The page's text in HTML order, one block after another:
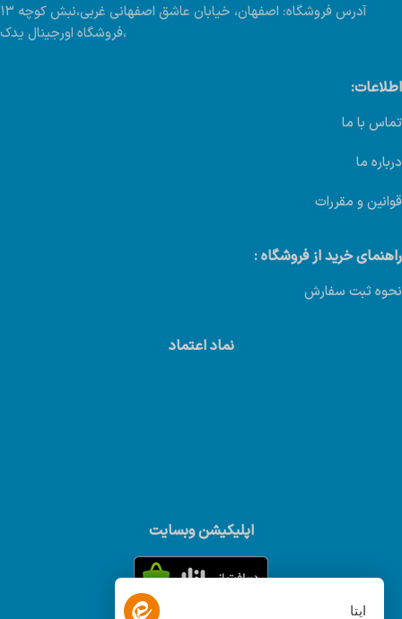
آدرس فروشگاه: اصفهان، خیابان عاشق اصفهانی غربی،نبش کوچه ۱۳
،فروشگاه اورجینال یدک
اطلاعات:
تماس با ما
درباره ما
قوانین و مقررات
راهنمای خرید از فروشگاه :
نحوه ثبت سفارش
نماد اعتماد
اپلیکیشن وبسایت
ایتا